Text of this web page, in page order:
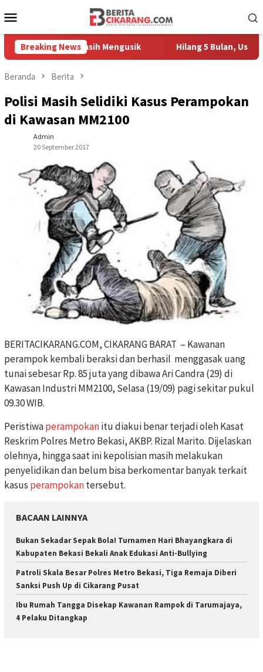
ke
Mobile
Breaking News
Masih Mengusik Hilang 5 Bulan, Ustadz
Beranda Berita
Polisi Masih Selidiki Kasus Perampokan
di Kawasan MM2100
Admin
20 September 2017
BERITACIKARANG.COM, CIKARANG BARAT – Kawanan
perampok kembali beraksi dan berhasil menggasak uang
tunai sebesar Rp. 85 juta yang dibawa Ari Candra (29) di
Kawasan Industri MM2100, Selasa (19/09) pagi sekitar pukul
09.30 WIB.
Peristiwaperampokanitu diakui benar terjadi oleh Kasat
Reskrim Polres Metro Bekasi, AKBP. Rizal Marito. Dijelaskan
olehnya, hingga saat ini kepolisian masih melakukan
penyelidikan dan belum bisa berkomentar banyak terkait
kasus perampokantersebut.
BACAAN LAINNYA
Bukan Sekadar Sepak Bola! Turnamen Hari Bhayangkara di
Kabupaten Bekasi Bekali Anak Edukasi Anti-Bullying
Patroli Skala Besar Polres Metro Bekasi, Tiga Remaja Diberi
Sanksi Push Up di Cikarang Pusat
Ibu Rumah Tangga Disekap Kawanan Rampok di Tarumajaya,
4 Pelaku Ditangkap